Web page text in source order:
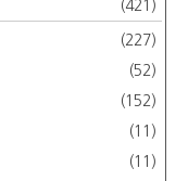
(421)
(227)
(52)
(152)
(11)
(11)